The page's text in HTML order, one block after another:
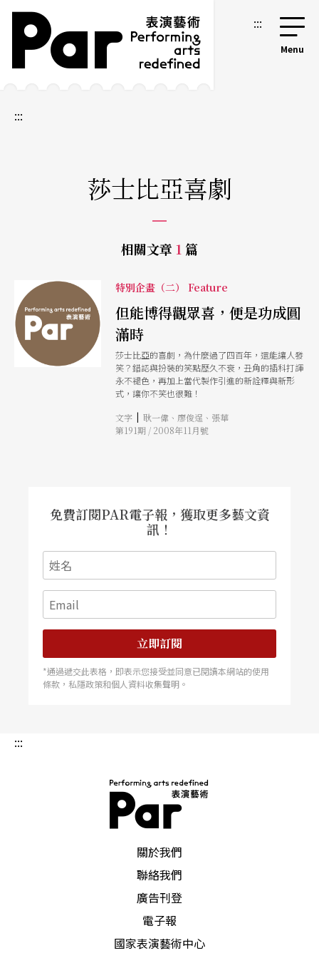
跳到主要內容區塊
網站導覽 :::
:::
莎士比亞喜劇
相關文章 1 篇
特別企畫（二） Feature
但能博得觀眾喜，便是功成圓
滿時
莎士比亞的喜劇，為什麼過了四百年，還能讓人發
笑？錯認與扮裝的笑點歷久不衰，丑角的插科打諢
永不褪色，再加上當代製作引進的新詮釋與新形
式，讓你不笑也很難！
文字 | 耿一偉、廖俊逞、張華
第191期 / 2008年11月號
免費訂閱PAR電子報，獲取更多藝文資
訊！
立即訂閱
*通過遞交此表格，即表示您接受並同意已閱讀本網站的使用
條款，私隱政策和個人資料收集聲明。
:::
關於我們
聯絡我們
廣告刊登
電子報
國家表演藝術中心